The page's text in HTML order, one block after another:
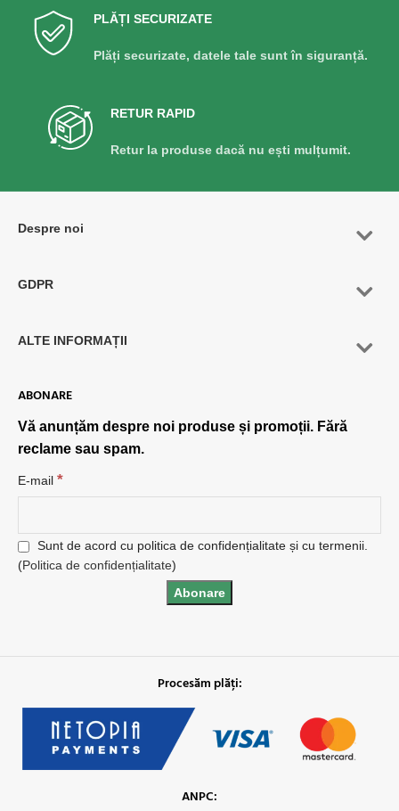
PLĂȚI SECURIZATE
Plăți securizate, datele tale sunt în siguranță.
RETUR RAPID
Retur la produse dacă nu ești mulțumit.
Despre noi
GDPR
ALTE INFORMAȚII
ABONARE
Vă anunțăm despre noi produse și promoții. Fără
reclame sau spam.
E-mail*
Sunt de acord cu politica de confidențialitate și cu termenii.
(Politica de confidențialitate)
Procesăm plăți:
ANPC: